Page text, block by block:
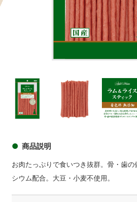
商品説明
お肉たっぷりで食いつき抜群。骨・歯
シウム配合。大豆・小麦不使用。